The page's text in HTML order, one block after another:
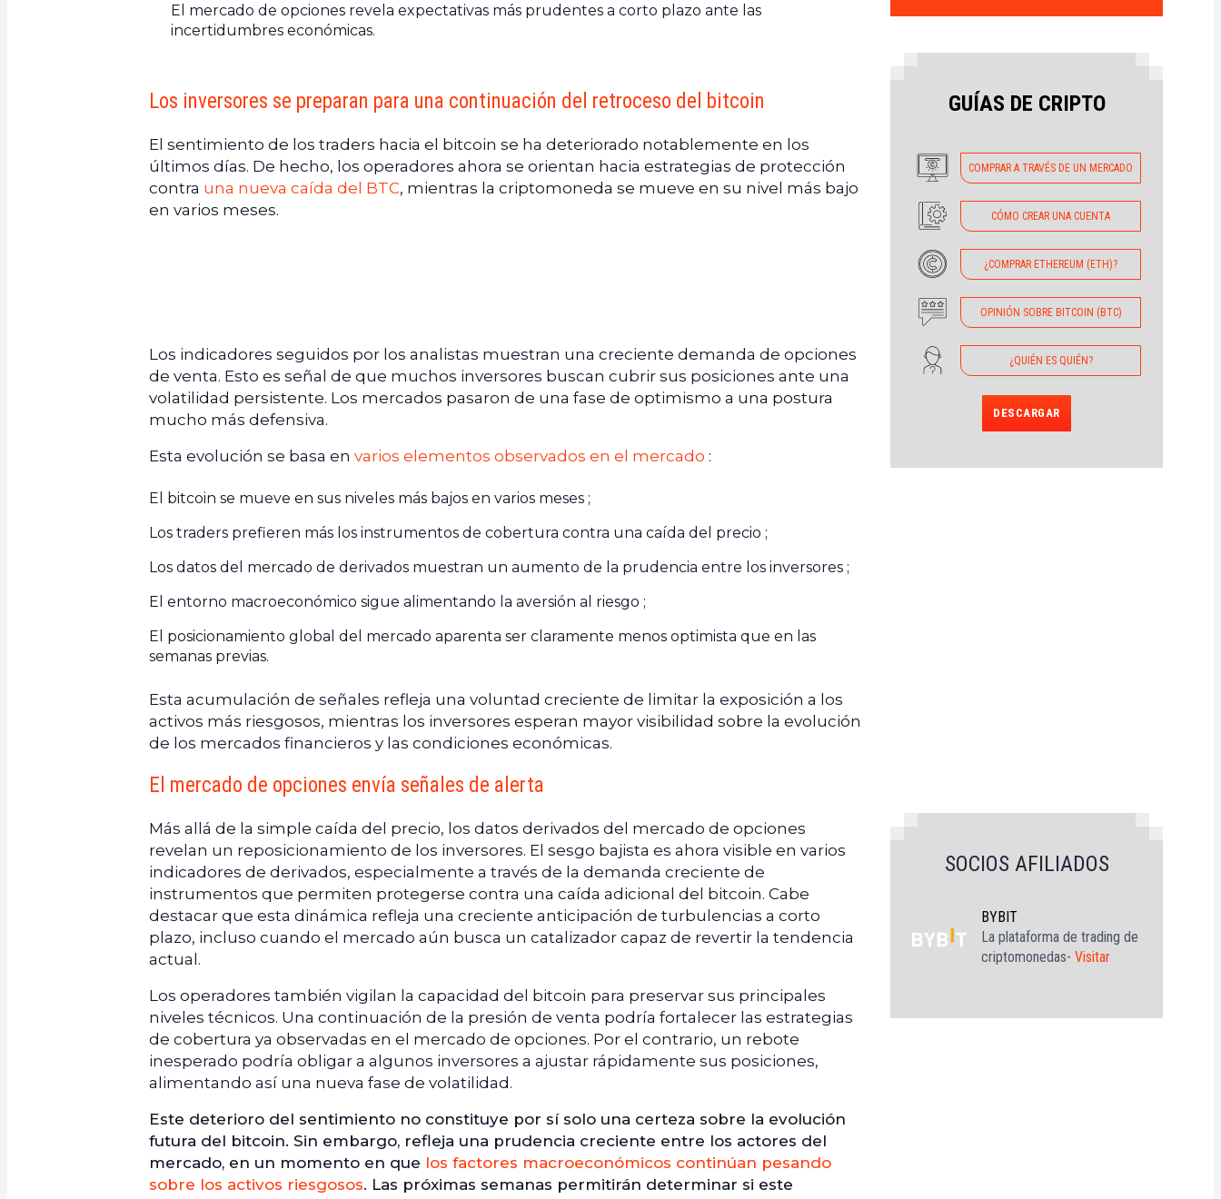
El mercado de opciones revela expectativas más prudentes a corto plazo ante las
incertidumbres económicas.
Los inversores se preparan para una continuación del retroceso del bitcoin
El sentimiento de los traders hacia el bitcoin se ha deteriorado notablemente en los
últimos días. De hecho, los operadores ahora se orientan hacia estrategias de protección
contra una nueva caída del BTC, mientras la criptomoneda se mueve en su nivel más bajo
en varios meses.
Los indicadores seguidos por los analistas muestran una creciente demanda de opciones
de venta. Esto es señal de que muchos inversores buscan cubrir sus posiciones ante una
volatilidad persistente. Los mercados pasaron de una fase de optimismo a una postura
mucho más defensiva.
Esta evolución se basa en varios elementos observados en el mercado :
El bitcoin se mueve en sus niveles más bajos en varios meses ;
Los traders prefieren más los instrumentos de cobertura contra una caída del precio ;
Los datos del mercado de derivados muestran un aumento de la prudencia entre los inversores ;
El entorno macroeconómico sigue alimentando la aversión al riesgo ;
El posicionamiento global del mercado aparenta ser claramente menos optimista que en las
semanas previas.
Esta acumulación de señales refleja una voluntad creciente de limitar la exposición a los
activos más riesgosos, mientras los inversores esperan mayor visibilidad sobre la evolución
de los mercados financieros y las condiciones económicas.
El mercado de opciones envía señales de alerta
Más allá de la simple caída del precio, los datos derivados del mercado de opciones
revelan un reposicionamiento de los inversores. El sesgo bajista es ahora visible en varios
indicadores de derivados, especialmente a través de la demanda creciente de
instrumentos que permiten protegerse contra una caída adicional del bitcoin. Cabe
destacar que esta dinámica refleja una creciente anticipación de turbulencias a corto
plazo, incluso cuando el mercado aún busca un catalizador capaz de revertir la tendencia
actual.
Los operadores también vigilan la capacidad del bitcoin para preservar sus principales
niveles técnicos. Una continuación de la presión de venta podría fortalecer las estrategias
de cobertura ya observadas en el mercado de opciones. Por el contrario, un rebote
inesperado podría obligar a algunos inversores a ajustar rápidamente sus posiciones,
alimentando así una nueva fase de volatilidad.
Este deterioro del sentimiento no constituye por sí solo una certeza sobre la evolución
futura del bitcoin. Sin embargo, refleja una prudencia creciente entre los actores del
mercado, en un momento en que los factores macroeconómicos continúan pesando
sobre los activos riesgosos. Las próximas semanas permitirán determinar si este
GUÍAS DE CRIPTO
COMPRAR A TRAVÉS DE UN MERCADO
CÓMO CREAR UNA CUENTA
¿COMPRAR ETHEREUM (ETH)?
OPINIÓN SOBRE BITCOIN (BTC)
¿QUIÉN ES QUIÉN?
DESCARGAR
SOCIOS AFILIADOS
BYBIT
La plataforma de trading de
criptomonedas- Visitar